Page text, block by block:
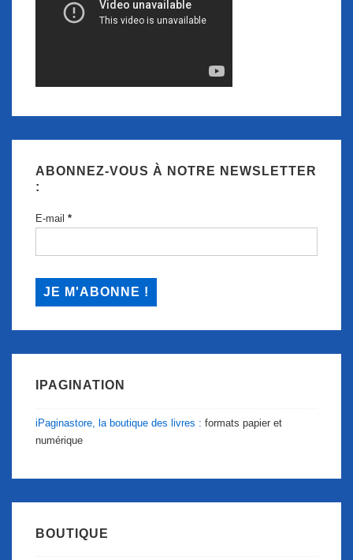
ABONNEZ-VOUS À NOTRE NEWSLETTER
:
E-mail *
IPAGINATION
iPaginastore, la boutique des livres : formats papier et
numérique
BOUTIQUE